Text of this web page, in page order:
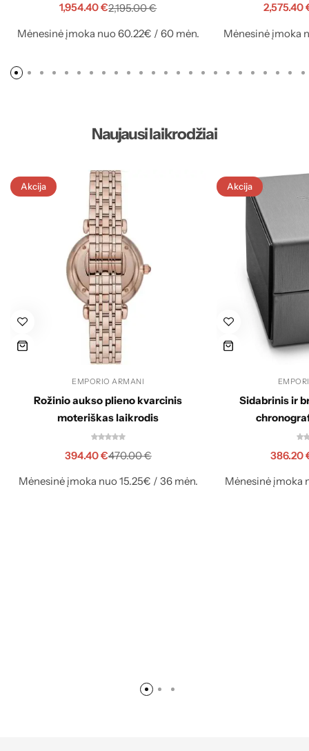
2,195.00€
1,954.40€
Mėnesinė įmoka nuo 60.22€ / 60 mėn.
2,575.40
Mėnesinė įmoka
Naujausi laikrodžiai
Akcija
EMPORIO ARMANI
Rožinio aukso plieno kvarcinis
moteriškas laikrodis
470.00€
394.40€
Mėnesinė įmoka nuo 15.25€ / 36 mėn.
Akcija
Sidabrinis ir
386.20
Mėnesinė įmoka